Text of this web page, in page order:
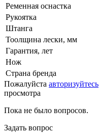
Ременная оснастка
Рукоятка
Штанга
Тоолщина лески, мм
Гарантия, лет
Нож
Страна бренда
Пожалуйста авторизуйтесь
просмотра
Пока не было вопросов.
Задать вопрос